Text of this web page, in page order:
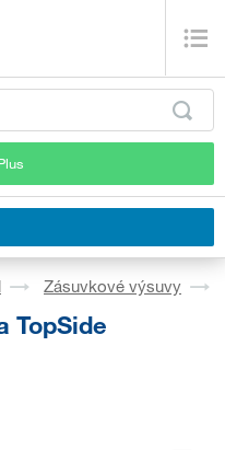
Zásuvkové výsuvy
TopSide